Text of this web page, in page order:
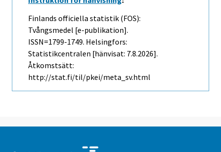
Finlands officiella statistik (FOS):
Tvångsmedel [e-publikation].
ISSN=1799-1749. Helsingfors:
Statistikcentralen [hänvisat: 7.8.2026].
Åtkomstsätt:
http://stat.fi/til/pkei/meta_sv.html